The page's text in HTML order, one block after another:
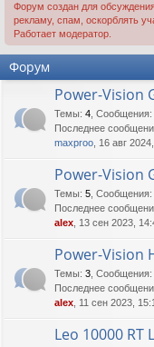
и
Форум создан для
рекламу, спам, оскорблять
Работает модератор.
Форум
Power-Vision
Темы: 4 Сообщения:
Последнее
maxproo , 16 авг
Power-Vision
Темы: 5 Сообщения:
Последнее
alex , 13 сен 2023,
Power-Vision
Темы: 3 Сообщения:
Последнее
alex , 11 сен 2023,
Leo 10000 RT